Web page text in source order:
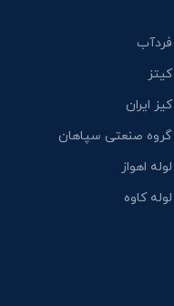
فردآب
کیتز
کیز ایران
گروه صنعتی سپاهان
لوله اهواز
لوله کاوه